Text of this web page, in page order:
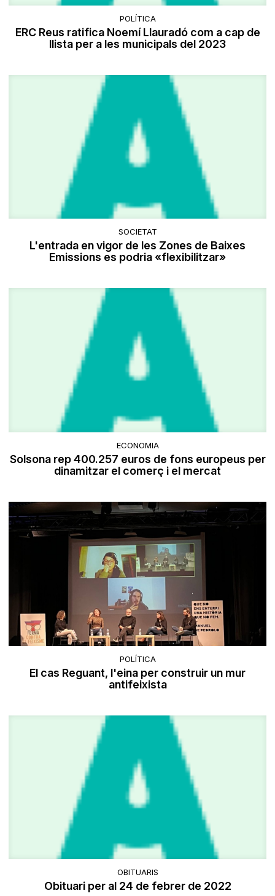
POLÍTICA
ERC Reus ratifica Noemí Llauradó com a cap de
llista per a les municipals del 2023
SOCIETAT
L'entrada en vigor de les Zones de Baixes
Emissions es podria «flexibilitzar»
ECONOMIA
Solsona rep 400.257 euros de fons europeus per
dinamitzar el comerç i el mercat
POLÍTICA
El cas Reguant, l'eina per construir un mur
antifeixista
OBITUARIS
Obituari per al 24 de febrer de 2022